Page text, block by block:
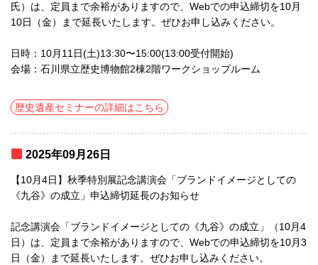
氏）は、定員まで余裕がありますので、Webでの申込締切を10月
10日（金）まで延長いたします。ぜひお申し込みください。
日時：10月11日(土)13:30〜15:00(13:00受付開始)
会場：石川県立歴史博物館2棟2階ワークショップルーム
歴史遺産セミナーの詳細はこちら
2025年09月26日
【10月4日】秋季特別展記念講演会「ブランドイメージとしての
《九谷》の成立」申込締切延長のお知らせ
記念講演会「ブランドイメージとしての《九谷》の成立」（10月4
日）は、定員まで余裕がありますので、Webでの申込締切を10月3
日（金）まで延長いたします。ぜひお申し込みください。